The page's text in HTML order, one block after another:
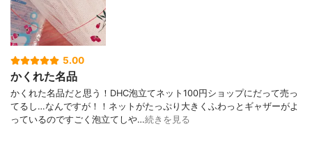
5.00
かくれた名品
かくれた名品だと思う！DHC泡立てネット100円ショップにだって売っ
てるし…なんですが！！ネットがたっぷり大きくふわっとギャザーがよ
っているのですごく泡立てしや…続きを見る